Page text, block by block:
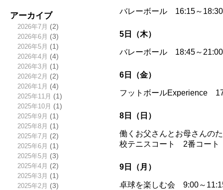
アーカイブ
2026年7月 (2)
2026年6月 (3)
2026年5月 (1)
2026年4月 (4)
2026年3月 (1)
2026年2月 (2)
2026年1月 (4)
2025年11月 (1)
2025年10月 (1)
2025年9月 (1)
2025年8月 (1)
2025年7月 (2)
2025年6月 (1)
2025年5月 (3)
2025年4月 (2)
2025年3月 (1)
2025年2月 (3)
バレーボール 16:15～
5日（木）
バレーボール 18:45～
6日（金）
フットボールExperience
8日（日）
働くお父さんとお母さん
校テニスコート 2番コート
9日（月）
卓球を楽しむ会 9:00～